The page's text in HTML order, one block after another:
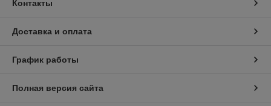
Контакты
Доставка и оплата
График работы
Полная версия сайта